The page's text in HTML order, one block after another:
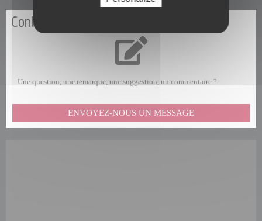
Contactez-nous
Une question, une remarque, une suggestion, un commentaire ?
ENVOYEZ-NOUS UN MESSAGE